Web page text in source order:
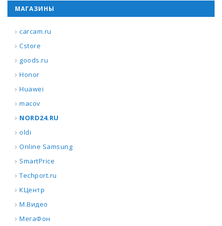
МАГАЗИНЫ
carcam.ru
Cstore
goods.ru
Honor
Huawei
macov
NORD24.RU
oldi
Online Samsung
SmartPrice
Techport.ru
КЦентр
М.Видео
МегаФон